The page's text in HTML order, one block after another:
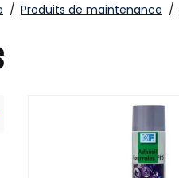
/ Produits de maintenance /